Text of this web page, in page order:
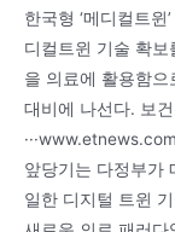
한국형 ‘메디컬트윈
디컬트윈 기술 확
을 의료에 활용함
대비에 나선다. 보
앞당기는 다정부가
일한 디지털 트윈